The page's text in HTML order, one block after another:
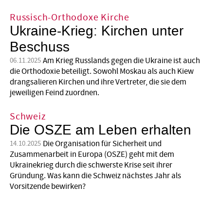
Russisch-Orthodoxe Kirche
Ukraine-Krieg: Kirchen unter
Beschuss
06.11.2025 Am Krieg Russlands gegen die Ukraine ist auch
die Orthodoxie beteiligt. Sowohl Moskau als auch Kiew
drangsalieren Kirchen und ihre Vertreter, die sie dem
jeweiligen Feind zuordnen.
Schweiz
Die OSZE am Leben erhalten
14.10.2025 Die Organisation für Sicherheit und
Zusammenarbeit in Europa (OSZE) geht mit dem
Ukrainekrieg durch die schwerste Krise seit ihrer
Gründung. Was kann die Schweiz nächstes Jahr als
Vorsitzende bewirken?